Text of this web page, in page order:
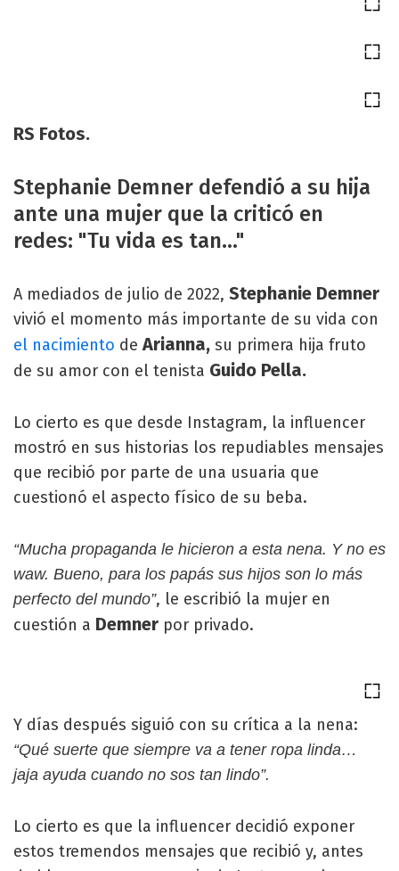
RS Fotos.
Stephanie Demner defendió a su hija
ante una mujer que la criticó en
redes: "Tu vida es tan..."
A mediados de julio de 2022, Stephanie Demner
vivió el momento más importante de su vida con
el nacimiento deArianna, su primera hija fruto
de su amor con el tenista Guido Pella.
Lo cierto es que desde Instagram, la influencer
mostró en sus historias los repudiables mensajes
que recibió por parte de una usuaria que
cuestionó el aspecto físico de su beba.
“Mucha propaganda le hicieron a esta nena. Y no es
waw. Bueno, para los papás sus hijos son lo más
perfecto del mundo”, le escribió la mujer en
cuestión a Demner por privado.
Y días después siguió con su crítica a la nena:
“Qué suerte que siempre va a tener ropa linda…
jaja ayuda cuando no sos tan lindo”.
Lo cierto es que la influencer decidió exponer
estos tremendos mensajes que recibió y, antes